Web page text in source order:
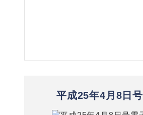
平成25年4月8日号